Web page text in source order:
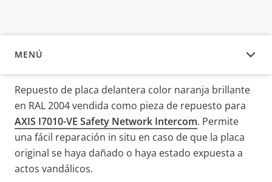
MENÚ
DESCRIPCIÓN
Repuesto de placa delantera color naranja brillante
en RAL 2004 vendida como pieza de repuesto para
AXIS I7010-VE Safety Network Intercom. Permite
una fácil reparación in situ en caso de que la placa
original se haya dañado o haya estado expuesta a
actos vandálicos.